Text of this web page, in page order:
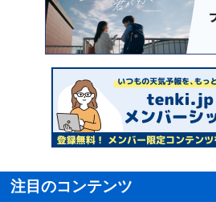
注目のコンテンツ